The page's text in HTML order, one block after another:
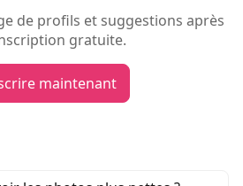
de profils et suggestions après
gratuite.
maintenant